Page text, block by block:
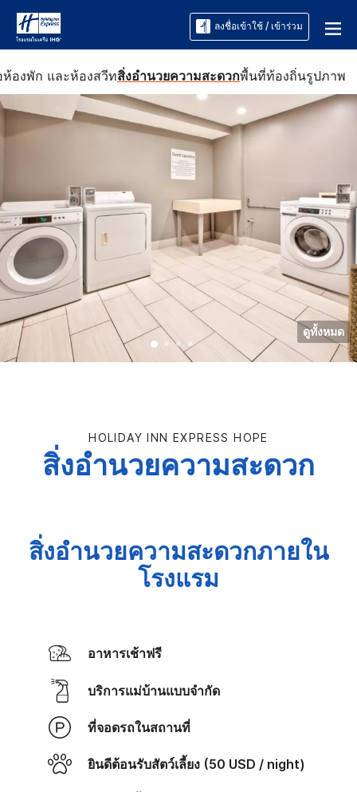
ลงชื่อเข้าใช้ / เข้าร่วม
ห้องพัก และห้องสวีทสิ่งอำนวยความสะดวกพื้นที่ท้องถิ่นรูปภาพ
ดูทั้งหมด
HOLIDAY INN EXPRESS HOPE
สิ่งอำนวยความสะดวก
สิ่งอำนวยความสะดวกภายใน
โรงแรม
อาหารเช้าฟรี
บริการแม่บ้านแบบจำกัด
ที่จอดรถในสถานที่
ยินดีต้อนรับสัตว์เลี้ยง (50 USD / night)